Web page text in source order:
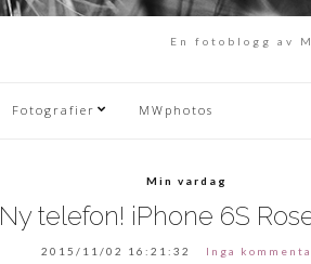
En fotoblogg av
Fotografier MWphotos
Min vardag
Ny telefon! iPhone 6S
2015/11/02 16:21:32 Inga